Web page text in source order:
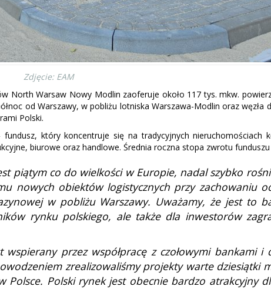
Zdjęcie: EAM
North Warsaw Nowy Modlin zaoferuje około 117 tys. mkw.
od Warszawy, w pobliżu lotniska Warszawa-Modlin oraz węzła
Polski.
który koncentruje się na tradycyjnych nieruchomościach
biurowe oraz handlowe. Średnia roczna stopa zwrotu
piątym co do wielkości w Europie, nadal szybko
nowych obiektów logistycznych przy zachowaniu
w pobliżu Warszawy. Uważamy, że jest to
rynku polskiego, ale także dla inwestorów
przez współpracę z czołowymi bankami
zrealizowaliśmy projekty warte dziesiątki
Polsce. Polski rynek jest obecnie bardzo atrakcyjny